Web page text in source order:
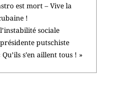
est mort – Vive la
!
sociale
putschiste
s’en aillent tous ! »